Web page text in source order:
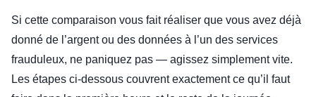
Si cette comparaison vous fait réaliser que vous avez déjà
donné de l’argent ou des données à l’un des services
frauduleux, ne paniquez pas — agissez simplement vite.
Les étapes ci-dessous couvrent exactement ce qu’il faut